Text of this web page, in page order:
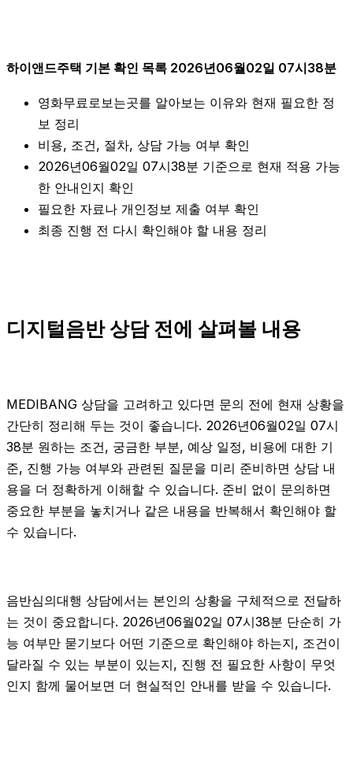
하이앤드주택 기본 확인 목록 2026년06월02일 07시38분
영화무료로보는곳를 알아보는 이유와 현재 필요한 정
보 정리
비용, 조건, 절차, 상담 가능 여부 확인
2026년06월02일 07시38분 기준으로 현재 적용 가능
한 안내인지 확인
필요한 자료나 개인정보 제출 여부 확인
최종 진행 전 다시 확인해야 할 내용 정리
디지털음반 상담 전에 살펴볼 내용
MEDIBANG 상담을 고려하고 있다면 문의 전에 현재 상황을
간단히 정리해 두는 것이 좋습니다. 2026년06월02일 07시
38분 원하는 조건, 궁금한 부분, 예상 일정, 비용에 대한 기
준, 진행 가능 여부와 관련된 질문을 미리 준비하면 상담 내
용을 더 정확하게 이해할 수 있습니다. 준비 없이 문의하면
중요한 부분을 놓치거나 같은 내용을 반복해서 확인해야 할
수 있습니다.
음반심의대행 상담에서는 본인의 상황을 구체적으로 전달하
는 것이 중요합니다. 2026년06월02일 07시38분 단순히 가
능 여부만 묻기보다 어떤 기준으로 확인해야 하는지, 조건이
달라질 수 있는 부분이 있는지, 진행 전 필요한 사항이 무엇
인지 함께 물어보면 더 현실적인 안내를 받을 수 있습니다.